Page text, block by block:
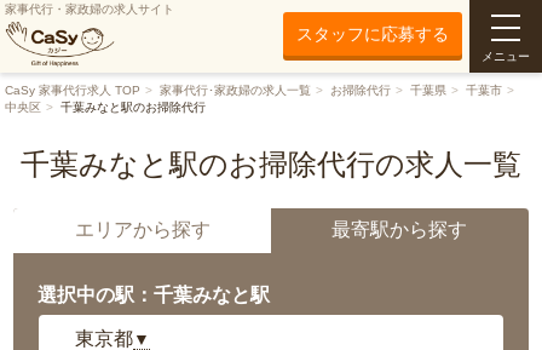
家事代行・家政婦の求人サイト
スタッフに応募する
メニュー
CaSy 家事代行求人 TOP 家事代行･家政婦の求人一覧 お掃除代行 千葉県
千葉市
中央区
千葉みなと駅のお掃除代行
千葉みなと駅のお掃除代行の求人一覧
エリアから探す 最寄駅から探す
選択中の駅：千葉みなと駅
東京都▼